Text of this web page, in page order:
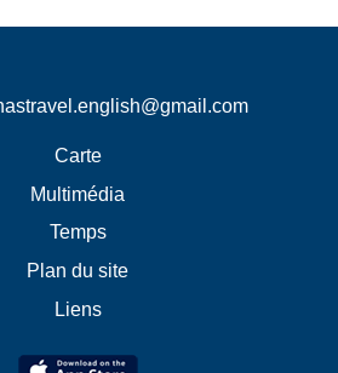
Carte
Multimédia
Temps
Plan du site
Liens